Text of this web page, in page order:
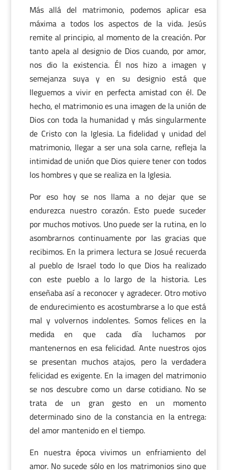
Más allá del matrimonio, podemos aplicar esa
máxima a todos los aspectos de la vida. Jesús
remite al principio, al momento de la creación. Por
tanto apela al designio de Dios cuando, por amor,
nos dio la existencia. Él nos hizo a imagen y
semejanza suya y en su designio está que
lleguemos a vivir en perfecta amistad con él. De
hecho, el matrimonio es una imagen de la unión de
Dios con toda la humanidad y más singularmente
de Cristo con la Iglesia. La fidelidad y unidad del
matrimonio, llegar a ser una sola carne, refleja la
intimidad de unión que Dios quiere tener con todos
los hombres y que se realiza en la Iglesia.
Por eso hoy se nos llama a no dejar que se
endurezca nuestro corazón. Esto puede suceder
por muchos motivos. Uno puede ser la rutina, en lo
asombrarnos continuamente por las gracias que
recibimos. En la primera lectura se Josué recuerda
al pueblo de Israel todo lo que Dios ha realizado
con este pueblo a lo largo de la historia. Les
enseñaba así a reconocer y agradecer. Otro motivo
de endurecimiento es acostumbrarse a lo que está
mal y volvernos indolentes. Somos felices en la
medida en que cada día luchamos por
mantenernos en esa felicidad. Ante nuestros ojos
se presentan muchos atajos, pero la verdadera
felicidad es exigente. En la imagen del matrimonio
se nos descubre como un darse cotidiano. No se
trata de un gran gesto en un momento
determinado sino de la constancia en la entrega:
del amor mantenido en el tiempo.
En nuestra época vivimos un enfriamiento del
amor. No sucede sólo en los matrimonios sino que